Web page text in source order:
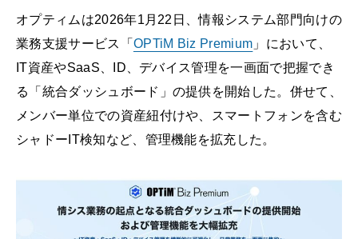
オプティムは2026年1月22日、情報システム部門向けの
業務支援サービス「 OPTiM Biz Premium 」において、
IT資産やSaaS、ID、デバイス管理を一画面で把握でき
る「統合ダッシュボード」の提供を開始した。併せて、
メンバー単位での資産紐付けや、スマートフォンを含む
シャドーIT検知など、管理機能を拡充した。